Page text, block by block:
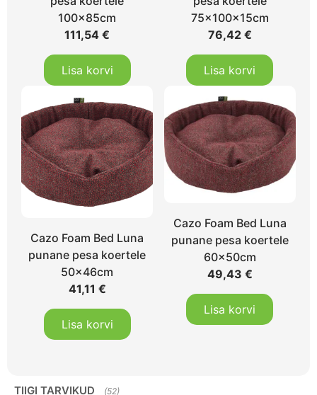
100x85cm
111,54€
Lisa korvi
75x100x15cm
76,42 €
Lisa korvi
Cazo Foam Bed Luna
punane pesa koertele
50x46cm
41,11 €
Lisa korvi
Cazo Foam Bed Luna
punane pesa koertele
60x50cm
49,43 €
Lisa korvi
TIIGI TARVIKUD (52)